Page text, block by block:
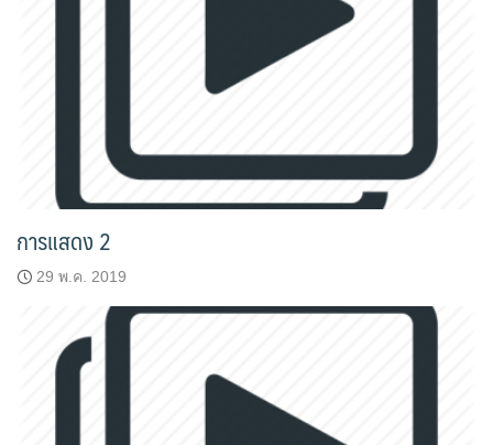
การแสดง 2
29 พ.ค. 2019